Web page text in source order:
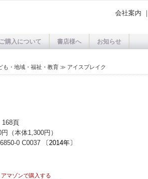
会社案内 ｜
ご購入について 書店様へ お知らせ
も・地域・福祉・教育 ≫ アイスブレイク
頁
（本体1,300円）
0 C0037〔2014年〕
アマゾンで購入する